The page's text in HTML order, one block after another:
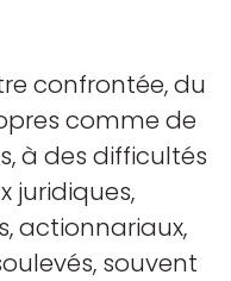
confrontée, du
comme de
à des difficultés
juridiques,
actionnariaux,
souvent